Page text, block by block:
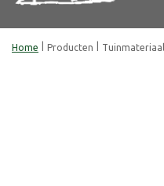
Home Producten Tuinmateriaal